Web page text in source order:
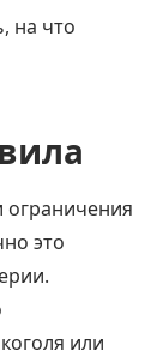
на что
ограничения
это
или